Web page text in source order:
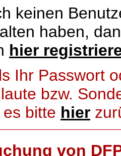
keinen
haben,
hier
Ihr Passwort
bzw.
es bitte hier
von